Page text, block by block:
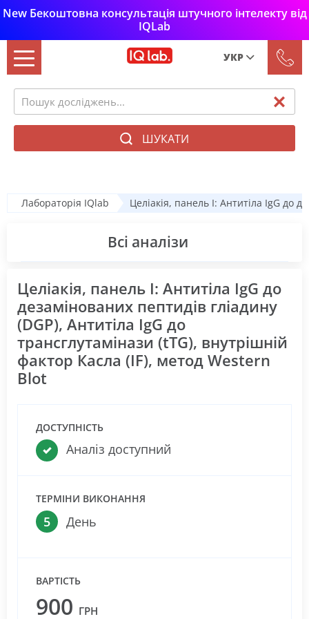
New Бекоштовна консультація штучного інтелекту від
IQLab
УКР
Укр
ШУКАТИ
Лабораторія IQlab Целіакія, панель І: Антитіла IgG до
Всі аналізи
Целіакія, панель І: Антитіла IgG до
дезамінованих пептидів гліадину
(DGP), Антитіла IgG до
трансглутамінази (tTG), внутрішній
фактор Касла (IF), метод Western
Blot
ДОСТУПНІСТЬ
Аналіз доступний
ТЕРМІНИ ВИКОНАННЯ
5 День
ВАРТІСТЬ
900 ГРН